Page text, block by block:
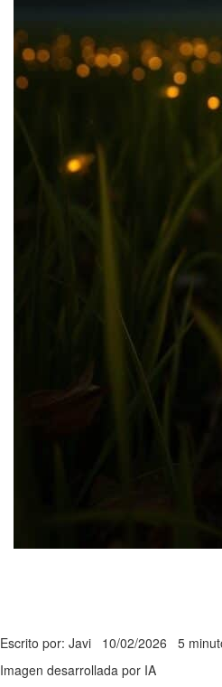
Escrito por: Javi 10/02/2026 5
Imagen desarrollada por IA